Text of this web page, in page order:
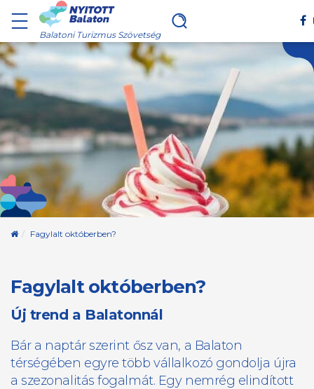
Balatoni Turizmus Szövetség
Kezdőoldal
Fagylalt októberben?
Fagylalt októberben?
Új trend a Balatonnál
Bár a naptár szerint ősz van, a Balaton
térségében egyre több vállalkozó gondolja újra
a szezonalitás fogalmát. Egy nemrég elindított